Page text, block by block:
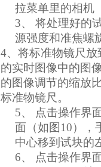
拉菜单里的相机
3、 将处理好的
源强度和准焦螺
4、将标准物镜尺
的实时图像中的图
的图像调节的缩放
标准物镜尺。
5、
点击操作界
面（如图10），
中心移到试块的
6、
点击操作界